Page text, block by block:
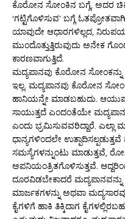
ಕೊರೋನ ಸೋಂಕಿನ ಬಗ್ಗೆ, ಅದರ
‘ಗಟ್ಟಿಗೊಳಿಸುವ’ ಬಗ್ಗೆ
ಯಾವುದೇ ಆಧಾರಗಳಿಲ್ಲದ,
ಮುಂದೊತ್ತುತ್ತಿರುವುದು ಅನೇಕ
ಕಾರಣವಾಗುತ್ತಿದೆ.
ಮದ್ಯಪಾನವು ಕೊರೋನ ಸೋಂಕನ್ನು
ಇಲ್ಲ. ಮದ್ಯಪಾನವು ಕೊರೋನ
ಹಾನಿಯನ್ನೇ ಮಾಡಬಹುದು.
ಸಾಯುತ್ತದೆ ಎಂದಂತೆಯೇ
ಎಂದು ಭ್ರಮಿಸುವವರಿದ್ದಾರೆ. ಎಲ್ಲಾ
ಧಾನ್ಯಗಳಿಂದಲೇ
ಸಮಸ್ಯೆಗಳನ್ನುಂಟು ಮಾಡುತ್ತವೆ,
ಅಪನಿಯಂತ್ರಿತಗೊಳಿಸುತ್ತವೆ.
ದೂರವಿಡಬೇಕಾದರೆ
ಮಾರ್ಜಕಗಳನ್ನು ಅಥವಾ
ಕೈಗಳಿಗೆ ಹಾಕಿ ತಿಕ್ಕಿದಾಗ